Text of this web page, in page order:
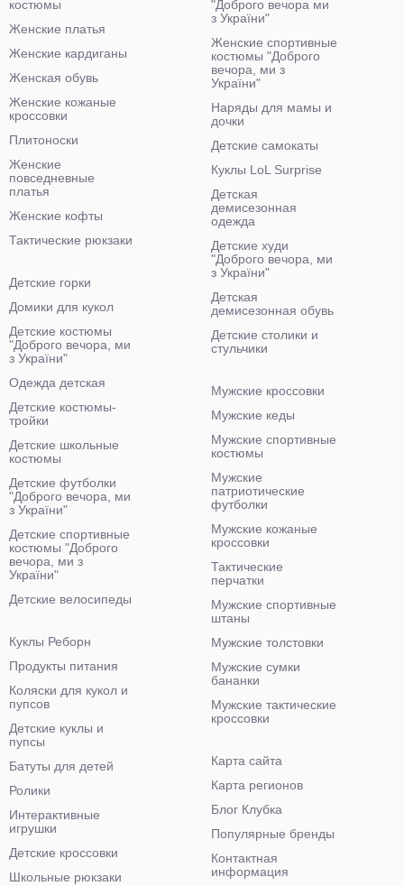
костюмы
Женские платья
Женские кардиганы
Женская обувь
Женские кожаные
кроссовки
Плитоноски
Женские
повседневные
платья
Женские кофты
Тактические рюкзаки
"Доброго вечора ми
з України"
Женские спортивные
костюмы "Доброго
вечора, ми з
України"
Наряды для мамы и
дочки
Детские самокаты
Куклы LoL Surprise
Детская
демисезонная
одежда
Детские худи
"Доброго вечора, ми
з України"
Детская
демисезонная обувь
Детские столики и
стульчики
Детские горки
Домики для кукол
Детские костюмы
"Доброго вечора, ми
з України"
Одежда детская
Детские костюмы-
тройки
Детские школьные
костюмы
Детские футболки
"Доброго вечора, ми
з України"
Детские спортивные
костюмы "Доброго
вечора, ми з
України"
Детские велосипеды
Мужские кроссовки
Мужские кеды
Мужские спортивные
костюмы
Мужские
патриотические
футболки
Мужские кожаные
кроссовки
Тактические
перчатки
Мужские спортивные
штаны
Мужские толстовки
Мужские сумки
бананки
Мужские тактические
кроссовки
Куклы Реборн
Продукты питания
Коляски для кукол и
пупсов
Детские куклы и
пупсы
Батуты для детей
Ролики
Интерактивные
игрушки
Детские кроссовки
Школьные рюкзаки
Карта сайта
Карта регионов
Блог Клубка
Популярные бренды
Контактная
информация